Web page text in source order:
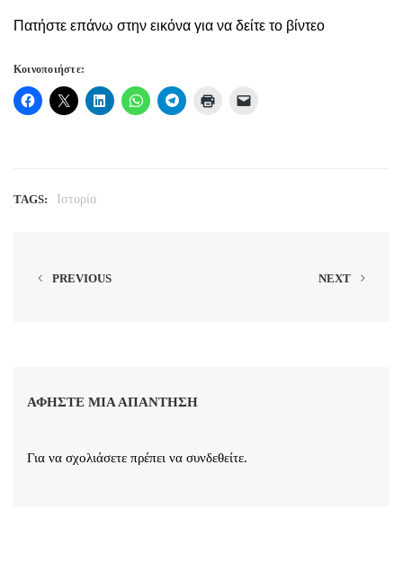
Πατήστε επάνω στην εικόνα για να δείτε το βίντεο
Κοινοποιήστε:
TAGS: Ιστορία
PREVIOUS NEXT
ΑΦΉΣΤΕ ΜΙΑ ΑΠΆΝΤΗΣΗ
Για να σχολιάσετε πρέπει να συνδεθείτε.